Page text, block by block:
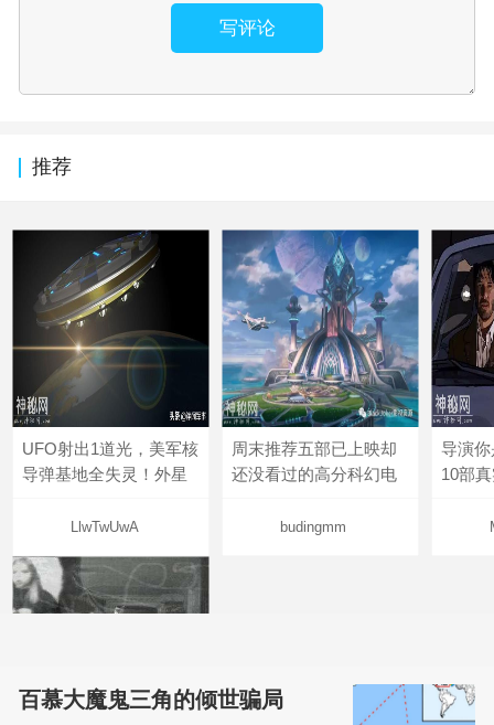
写评论
推荐
UFO射出1道光，美军核
导弹基地全失灵！外星
LlwTwUwA
周末推荐五部已上映却
还没看过的高分科幻电
budingmm
导演
10部
百慕大魔鬼三角的倾世骗局